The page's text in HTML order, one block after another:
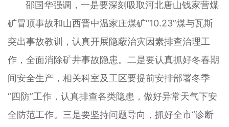
邵国华强调，一是要深刻吸取河北唐山钱家营煤
矿冒顶事故和山西晋中温家庄煤矿“10.23”煤与瓦斯
突出事故教训，认真开展隐蔽治灾因素排查治理工
作，全面消除矿井事故隐患。二是要认真抓好冬春期
间安全生产，相关科室及工区要提前安排部署冬季
“四防”工作，认真排查各类隐患，做好异常天气下安
全防范工作。三是要坚持问题导向，抓好全市“诊断